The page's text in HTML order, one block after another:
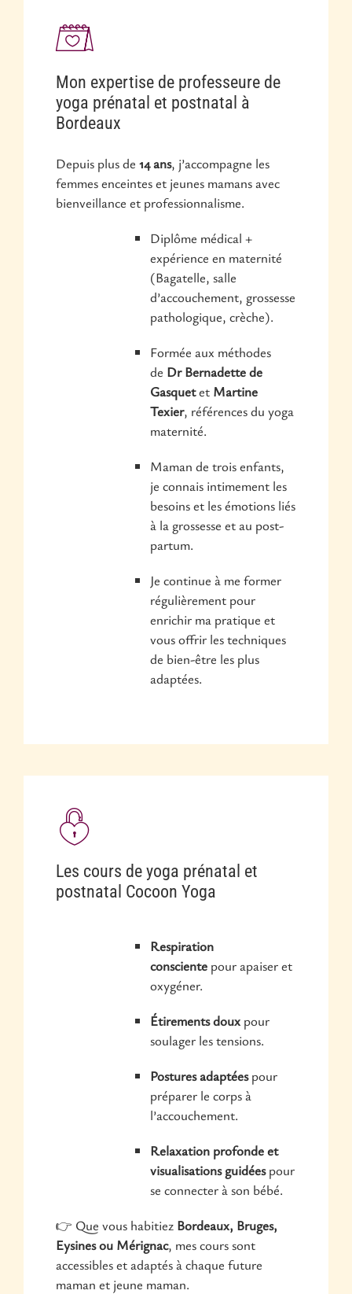
Mon expertise de professeure de
yoga prénatal et postnatal à
Bordeaux
Depuis plus de 14 ans, j’accompagne les
femmes enceintes et jeunes mamans avec
bienveillance et professionnalisme.
Diplôme médical +
expérience en maternité
(Bagatelle, salle
d’accouchement, grossesse
pathologique, crèche).
Formée aux méthodes
de Dr Bernadette de
Gasquetet Martine
Texier, références du yoga
maternité.
Maman de trois enfants,
je connais intimement les
besoins et les émotions liés
à la grossesse et au post-
partum.
Je continue à me former
régulièrement pour
enrichir ma pratique et
vous offrir les techniques
de bien-être les plus
adaptées.
Les cours de yoga prénatal et
postnatal Cocoon Yoga
Respiration
conscientepour apaiser et
oxygéner.
Étirements douxpour
soulager les tensions.
Postures adaptéespour
préparer le corps à
l’accouchement.
Relaxation profonde et
visualisations guidéespour
se connecter à son bébé.
👉 Que vous habitiez Bordeaux, Bruges,
Eysines ou Mérignac, mes cours sont
accessibles et adaptés à chaque future
maman et jeune maman.